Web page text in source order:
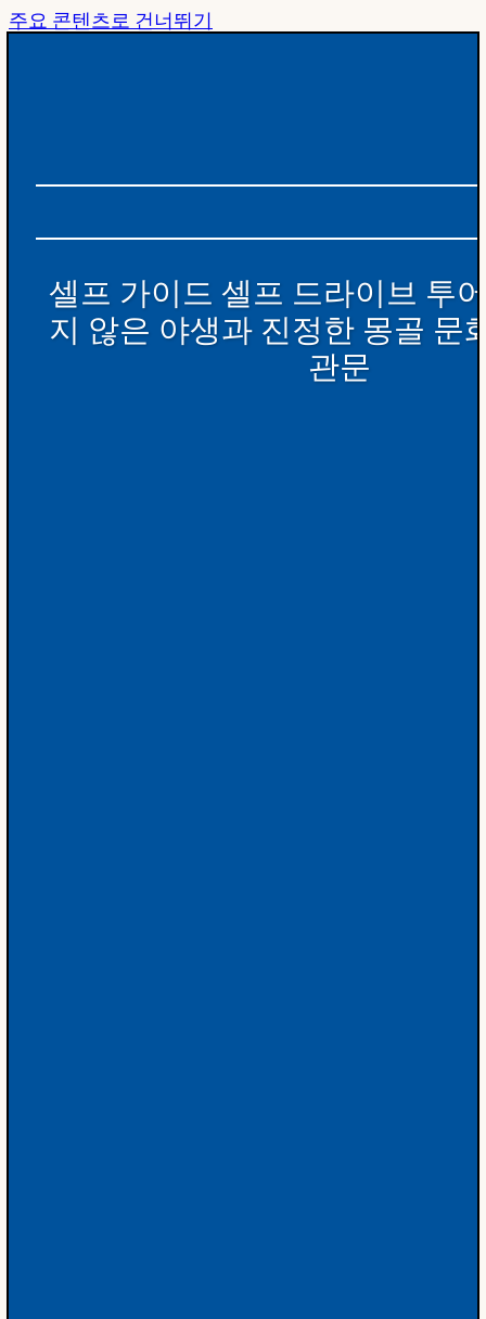
주요 콘텐츠로 건너뛰기
셀프 가이드 셀프 드라이브 투
지 않은 야생과 진정한 몽골 문
관문